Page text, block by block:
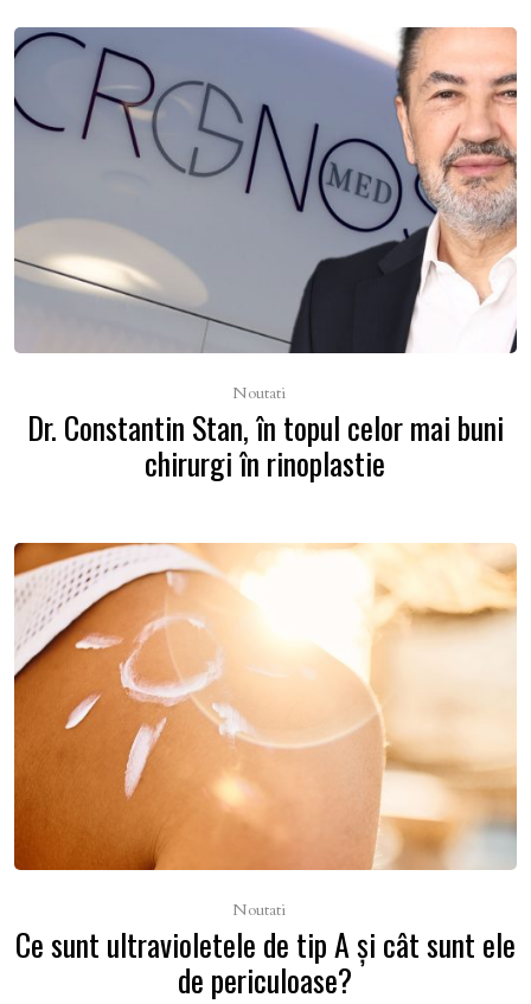
Noutati
Dr. Constantin Stan, în topul celor mai buni
chirurgi în rinoplastie
Noutati
Ce sunt ultravioletele de tip A şi cât sunt ele
de periculoase?